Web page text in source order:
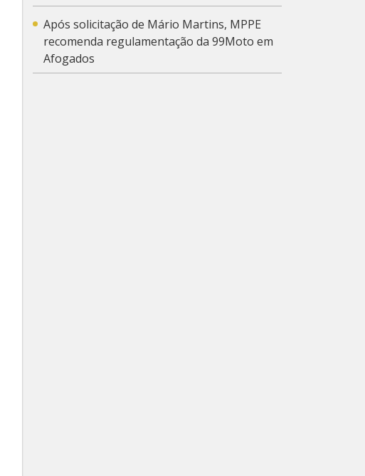
Após solicitação de Mário Martins, MPPE
recomenda regulamentação da 99Moto em
Afogados